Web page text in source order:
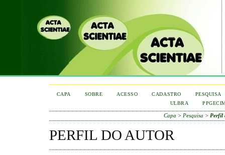
CAPA SOBRE ACESSO CADASTRO
PESQUISA
ULBRA
Capa > Pesquisa > Perfil
PERFIL DO AUTOR